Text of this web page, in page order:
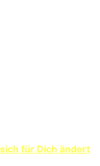
für Dich ändert